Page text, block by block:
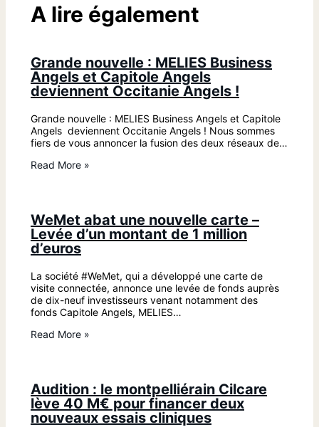
A lire également
Grande nouvelle : MELIES Business
Angels et Capitole Angels
deviennent Occitanie Angels !
Grande nouvelle : MELIES Business Angels et Capitole
Angels deviennent Occitanie Angels ! Nous sommes
fiers de vous annoncer la fusion des deux réseaux de…
Read More »
WeMet abat une nouvelle carte –
Levée d’un montant de 1 million
d’euros
La société #WeMet, qui a développé une carte de
visite connectée, annonce une levée de fonds auprès
de dix-neuf investisseurs venant notamment des
fonds Capitole Angels, MELIES…
Read More »
Audition : le montpelliérain Cilcare
lève 40 M€ pour financer deux
nouveaux essais cliniques